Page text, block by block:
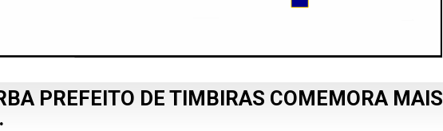
PREFEITO DE TIMBIRAS COMEMORA MAIS